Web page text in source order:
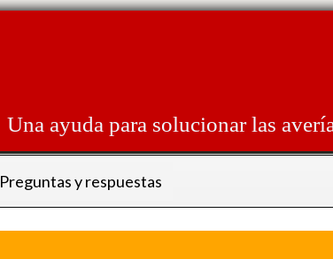
Una ayuda para solucionar las
Preguntas y respuestas